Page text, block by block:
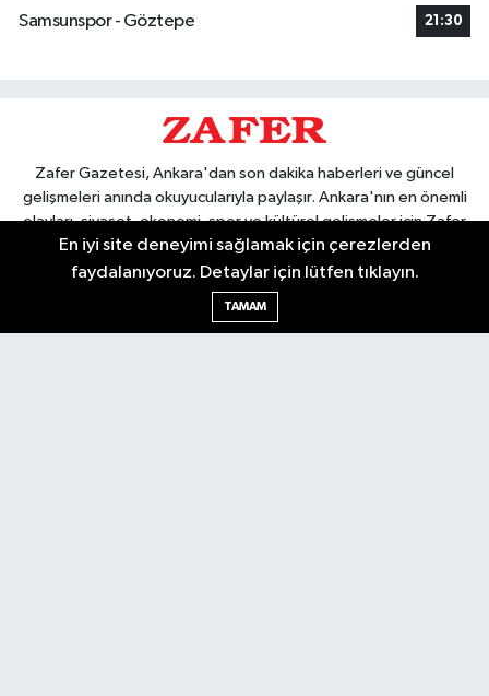
Samsunspor - Göztepe
21:30
Zafer Gazetesi, Ankara'dan son dakika haberleri ve güncel
gelişmeleri anında okuyucularıyla paylaşır. Ankara'nın en önemli
olayları, siyaset, ekonomi, spor ve kültürel gelişmeler için Zafer
Gazetesi'ni takip edin. Başkentin güvendiği haber kaynağı.
En iyi site deneyimi sağlamak için çerezlerden
faydalanıyoruz. Detaylar için lütfen tıklayın.
TAMAM